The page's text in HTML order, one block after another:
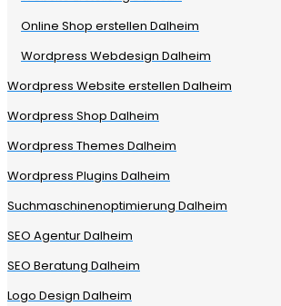
Online Shop erstellen Dalheim
Wordpress Webdesign Dalheim
Wordpress Website erstellen Dalheim
Wordpress Shop Dalheim
Wordpress Themes Dalheim
Wordpress Plugins Dalheim
Suchmaschinenoptimierung Dalheim
SEO Agentur Dalheim
SEO Beratung Dalheim
Logo Design Dalheim